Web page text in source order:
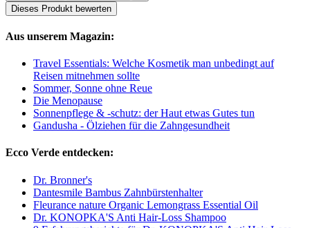
Dieses Produkt bewerten
Aus unserem Magazin:
Travel Essentials: Welche Kosmetik man unbedingt auf
Reisen mitnehmen sollte
Sommer, Sonne ohne Reue
Die Menopause
Sonnenpflege & -schutz: der Haut etwas Gutes tun
Gandusha - Ölziehen für die Zahngesundheit
Ecco Verde entdecken:
Dr. Bronner's
Dantesmile Bambus Zahnbürstenhalter
Fleurance nature Organic Lemongrass Essential Oil
Dr. KONOPKA'S Anti Hair-Loss Shampoo